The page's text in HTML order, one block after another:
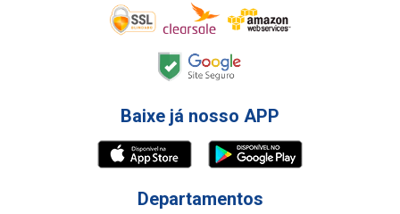
Baixe já nosso APP
Departamentos